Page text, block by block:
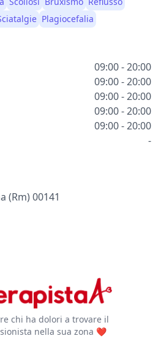
Plagiocefalia
09:00 - 20:00
09:00 - 20:00
09:00 - 20:00
09:00 - 20:00
09:00 - 20:00
-
(rm) 00141
chi ha dolori a trovare il
nella sua zona ❤️